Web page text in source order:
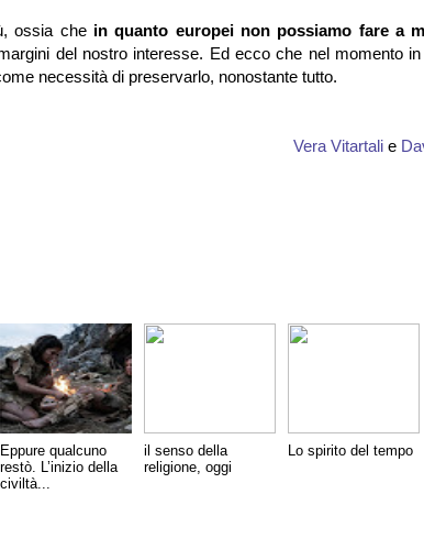
ossia che in quanto europei non possiamo fare a
del nostro interesse. Ed ecco che nel momento
necessità di preservarlo, nonostante tutto.
Vera Vitartali e
Eppure qualcuno
restò. L’inizio della
civiltà...
il senso della
religione, oggi
Lo spirito del tempo